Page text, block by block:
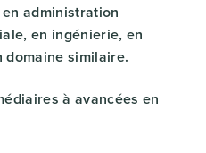
administration
en ingénierie, en
domaine similaire.
à avancées en